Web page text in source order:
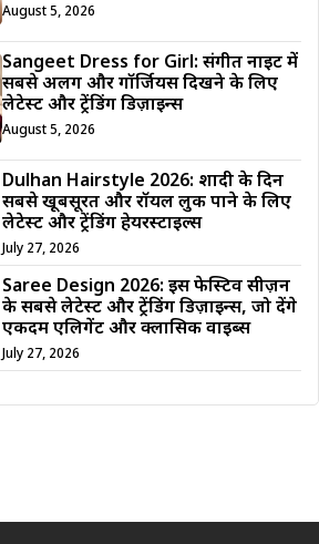
August 5, 2026
Sangeet Dress for Girl: संगीत नाइट में
सबसे अलग और गॉर्जियस दिखने के लिए
लेटेस्ट और ट्रेंडिंग डिज़ाइन्स
August 5, 2026
Dulhan Hairstyle 2026: शादी के दिन
सबसे खूबसूरत और रॉयल लुक पाने के लिए
लेटेस्ट और ट्रेंडिंग हेयरस्टाइल्स
July 27, 2026
Saree Design 2026: इस फेस्टिव सीज़न
के सबसे लेटेस्ट और ट्रेंडिंग डिज़ाइन्स, जो देंगे
एकदम एलिगेंट और क्लासिक वाइब्स
July 27, 2026